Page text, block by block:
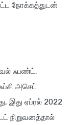
நோக்கத்துடன்
ஃபண்ட்,
அசெட்
இது ஏப்ரல் 2022
நிறுவனத்தால்